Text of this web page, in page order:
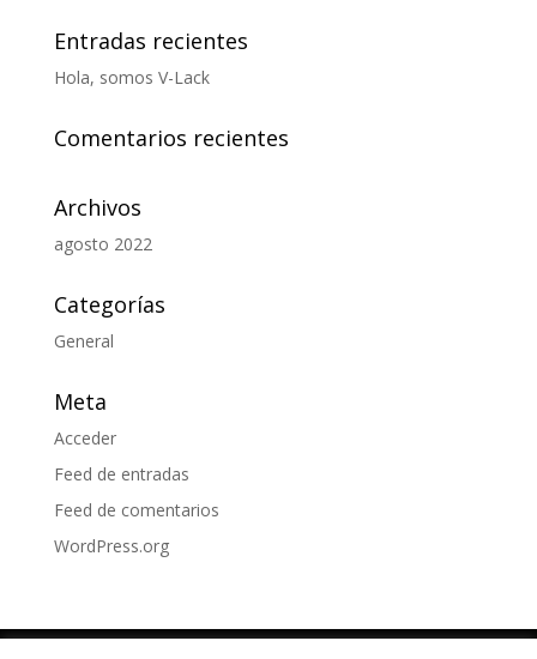
Entradas recientes
Hola, somos V-Lack
Comentarios recientes
Archivos
agosto 2022
Categorías
General
Meta
Acceder
Feed de entradas
Feed de comentarios
WordPress.org